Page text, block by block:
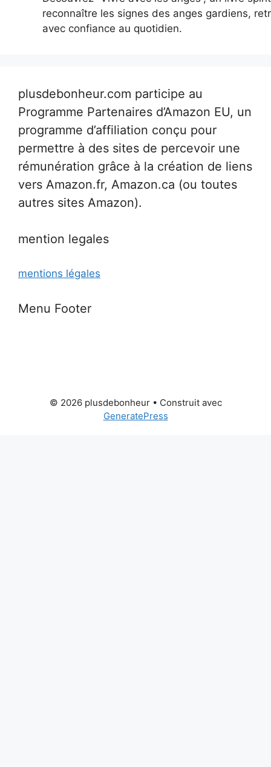
reconnaître les signes des anges gardiens,
avec confiance au quotidien.
plusdebonheur.com participe au
Programme Partenaires d’Amazon EU, un
programme d’affiliation conçu pour
permettre à des sites de percevoir une
rémunération grâce à la création de liens
vers Amazon.fr, Amazon.ca (ou toutes
autres sites Amazon).
mention legales
mentions légales
Menu Footer
© 2026 plusdebonheur• Construit avec
GeneratePress